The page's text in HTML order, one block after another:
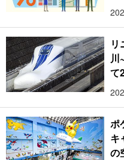
リ
川
て
ポ
キ
の